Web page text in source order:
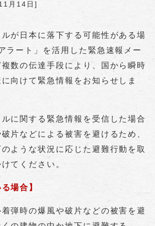
月14日 ]
が日本に落下する可能性がある場
ラート」を活用した緊急速報メー
数の伝達手段により、国から瞬時
向けて緊急情報をお知らせしま
に関する緊急情報を受信した場合
片などによる被害を避けるため、
ような状況に応じた避難行動を取
てください。
場合】
時の爆風や破片などの被害を避